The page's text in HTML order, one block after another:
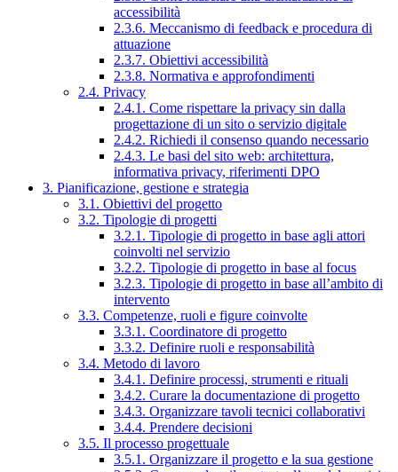
accessibilità
2.3.6. Meccanismo di feedback e procedura di
attuazione
2.3.7. Obiettivi accessibilità
2.3.8. Normativa e approfondimenti
2.4. Privacy
2.4.1. Come rispettare la privacy sin dalla
progettazione di un sito o servizio digitale
2.4.2. Richiedi il consenso quando necessario
2.4.3. Le basi del sito web: architettura,
informativa privacy, riferimenti DPO
3. Pianificazione, gestione e strategia
3.1. Obiettivi del progetto
3.2. Tipologie di progetti
3.2.1. Tipologie di progetto in base agli attori
coinvolti nel servizio
3.2.2. Tipologie di progetto in base al focus
3.2.3. Tipologie di progetto in base all’ambito di
intervento
3.3. Competenze, ruoli e figure coinvolte
3.3.1. Coordinatore di progetto
3.3.2. Definire ruoli e responsabilità
3.4. Metodo di lavoro
3.4.1. Definire processi, strumenti e rituali
3.4.2. Curare la documentazione di progetto
3.4.3. Organizzare tavoli tecnici collaborativi
3.4.4. Prendere decisioni
3.5. Il processo progettuale
3.5.1. Organizzare il progetto e la sua gestione